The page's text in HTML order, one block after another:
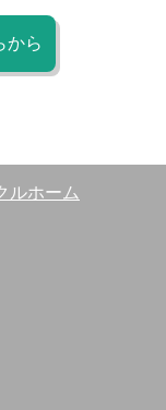
から
ルホーム